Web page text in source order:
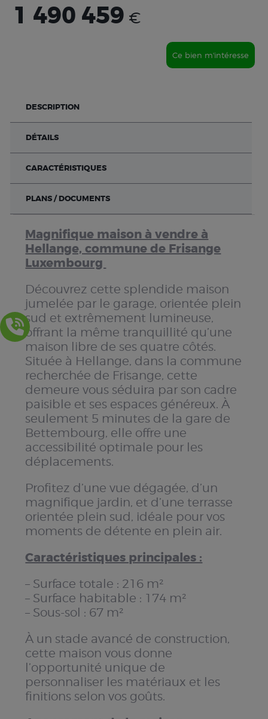
1 490 459 €
Ce bien m'intéresse
DESCRIPTION
DÉTAILS
CARACTÉRISTIQUES
PLANS / DOCUMENTS
Magnifique maison à vendre à
Hellange, commune de Frisange
Luxembourg
Découvrez cette splendide maison
jumelée par le garage, orientée plein
sud et extrêmement lumineuse,
offrant la même tranquillité qu’une
maison libre de ses quatre côtés.
Située à Hellange, dans la commune
recherchée de Frisange, cette
demeure vous séduira par son cadre
paisible et ses espaces généreux. À
seulement 5 minutes de la gare de
Bettembourg, elle offre une
accessibilité optimale pour les
déplacements.
Profitez d’une vue dégagée, d’un
magnifique jardin, et d’une terrasse
orientée plein sud, idéale pour vos
moments de détente en plein air.
Caractéristiques principales :
– Surface totale : 216 m²
– Surface habitable : 174 m²
– Sous-sol : 67 m²
À un stade avancé de construction,
cette maison vous donne
l’opportunité unique de
personnaliser les matériaux et les
finitions selon vos goûts.